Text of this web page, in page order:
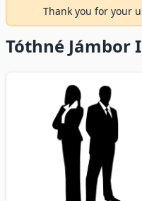
Thank you for your
Tóthné Jámbor